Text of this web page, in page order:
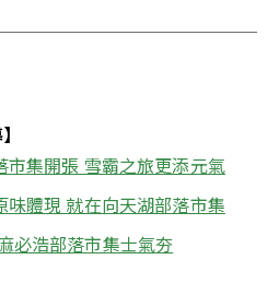
市集開張 雪霸之旅更添元氣
味體現 就在向天湖部落市集
必浩部落市集士氣夯